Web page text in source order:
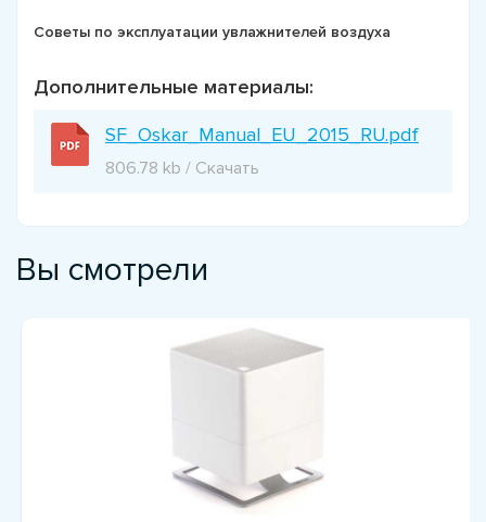
Советы по эксплуатации увлажнителей воздуха
Дополнительные материалы:
SF_Oskar_Manual_EU_2015_RU.pdf
806.78 kb / Скачать
Вы смотрели